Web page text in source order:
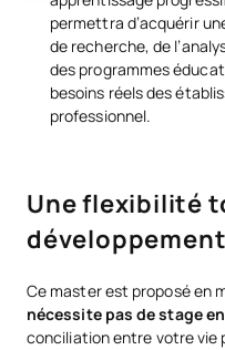
permettra d’acquérir
de recherche, de
des programmes
besoins réels des
professionnel.
Une flexibilité
Ce master est proposé en
nécessite pas de stage
conciliation entre votre vie